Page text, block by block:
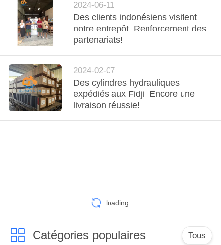
PLAN
DU
SITE
POLITIQUE
DE
CONFIDENTIALITÉ
2024-06-11
Des clients indonésiens visitent
notre entrepôt ️ Renforcement des
partenariats!
2024-02-07
Des cylindres hydrauliques
expédiés aux Fidji ️ Encore une
livraison réussie!
loading...
Catégories populaires Tous